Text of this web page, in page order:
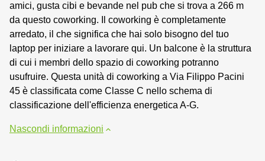
amici, gusta cibi e bevande nel pub che si trova a 266 m
da questo coworking. Il coworking è completamente
arredato, il che significa che hai solo bisogno del tuo
laptop per iniziare a lavorare qui. Un balcone è la struttura
di cui i membri dello spazio di coworking potranno
usufruire. Questa unità di coworking a Via Filippo Pacini
45 è classificata come Classe C nello schema di
classificazione dell'efficienza energetica A-G.
Nascondi informazioni